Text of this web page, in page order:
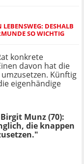
DESHALB
SO WICHTIG
konkrete
davon hat die
Künftig
eigenhändige
Munz (70):
die knappen